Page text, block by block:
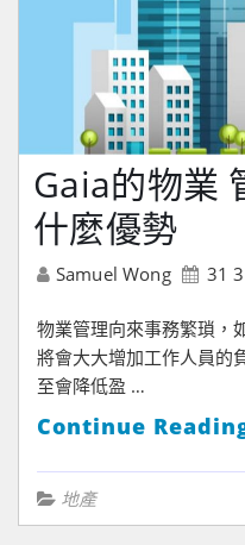
Gaia的物業
什麼優勢
Samuel Wong 31
物業管理向來事務繁瑣，
將會大大增加工作人員的
至會降低盈 …
Continue
地產